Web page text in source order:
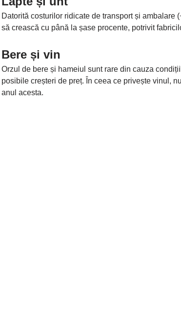
Datorită costurilor ridicate de transport și ambalare
să crească cu până la șase procente, potrivit
Bere și vin
Orzul de bere și hameiul sunt rare din cauza
posibile creșteri de preț. În ceea ce privește vinul,
anul acesta.